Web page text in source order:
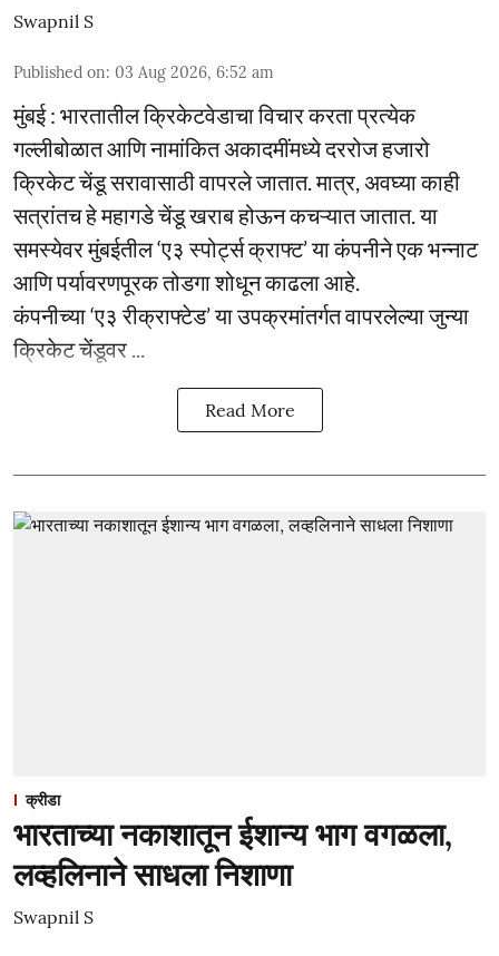
Swapnil S
Published on: 03 Aug 2026, 6:52 am
मुंबई : भारतातील क्रिकेटवेडाचा विचार करता प्रत्येक
गल्लीबोळात आणि नामांकित अकादमींमध्ये दररोज हजारो
क्रिकेट चेंडू सरावासाठी वापरले जातात. मात्र, अवघ्या काही
सत्रांतच हे महागडे चेंडू खराब होऊन कचऱ्यात जातात. या
समस्येवर मुंबईतील ‘ए३ स्पोर्ट्स क्राफ्ट’ या कंपनीने एक भन्नाट
आणि पर्यावरणपूरक तोडगा शोधून काढला आहे.
कंपनीच्या ‘ए३ रीक्राफ्टेड’ या उपक्रमांतर्गत वापरलेल्या जुन्या
क्रिकेट चेंडूवर ...
Read More
क्रीडा
भारताच्या नकाशातून ईशान्य भाग वगळला,
लव्हलिनाने साधला निशाणा
Swapnil S